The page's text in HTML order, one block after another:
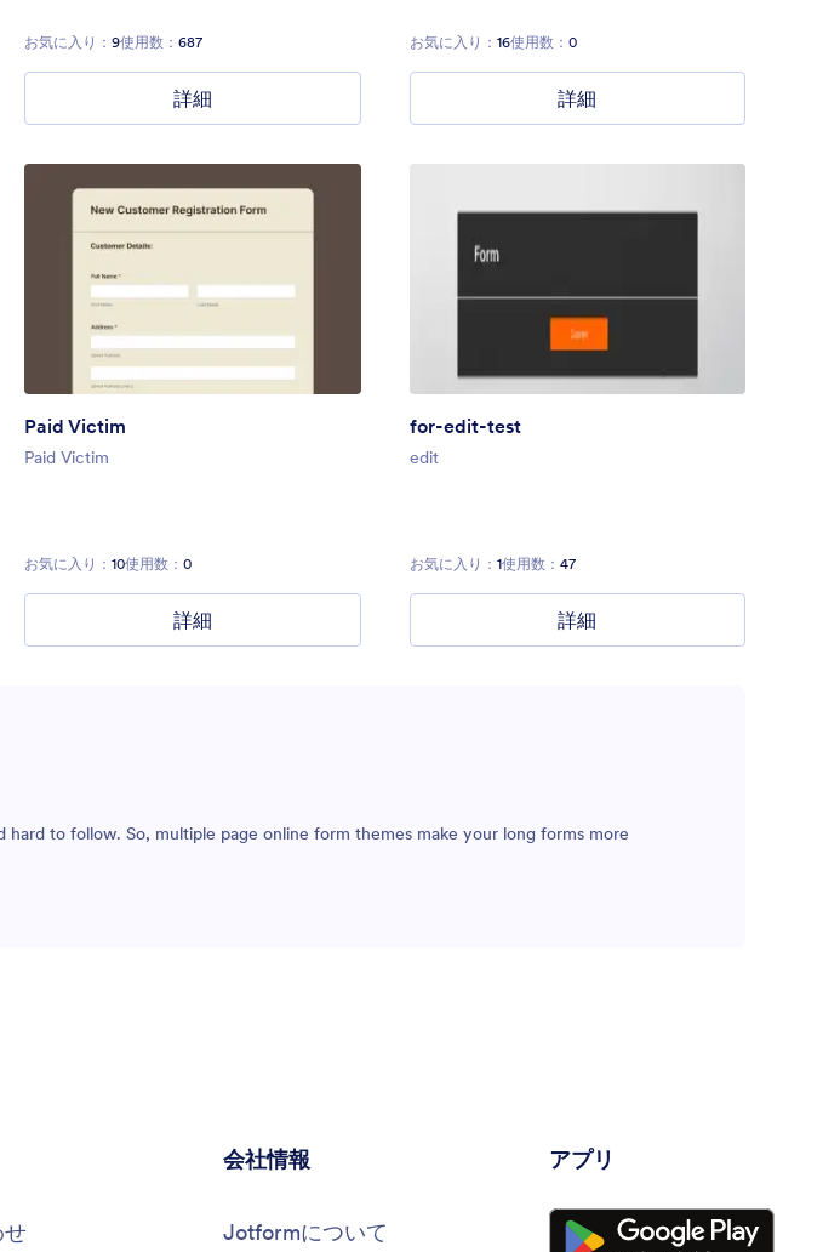
お気に入り：9使用数：687
詳細
お気に入り： 16使用数： 0
詳細
Paid Victim
Paid Victim
お気に入り：10使用数：0
詳細
for-edit-test
edit
お気に入り： 1使用数： 47
詳細
hard to follow. So, multiple page online form themes make your long forms more
せ
会社情報
Jotformについて
アプリ